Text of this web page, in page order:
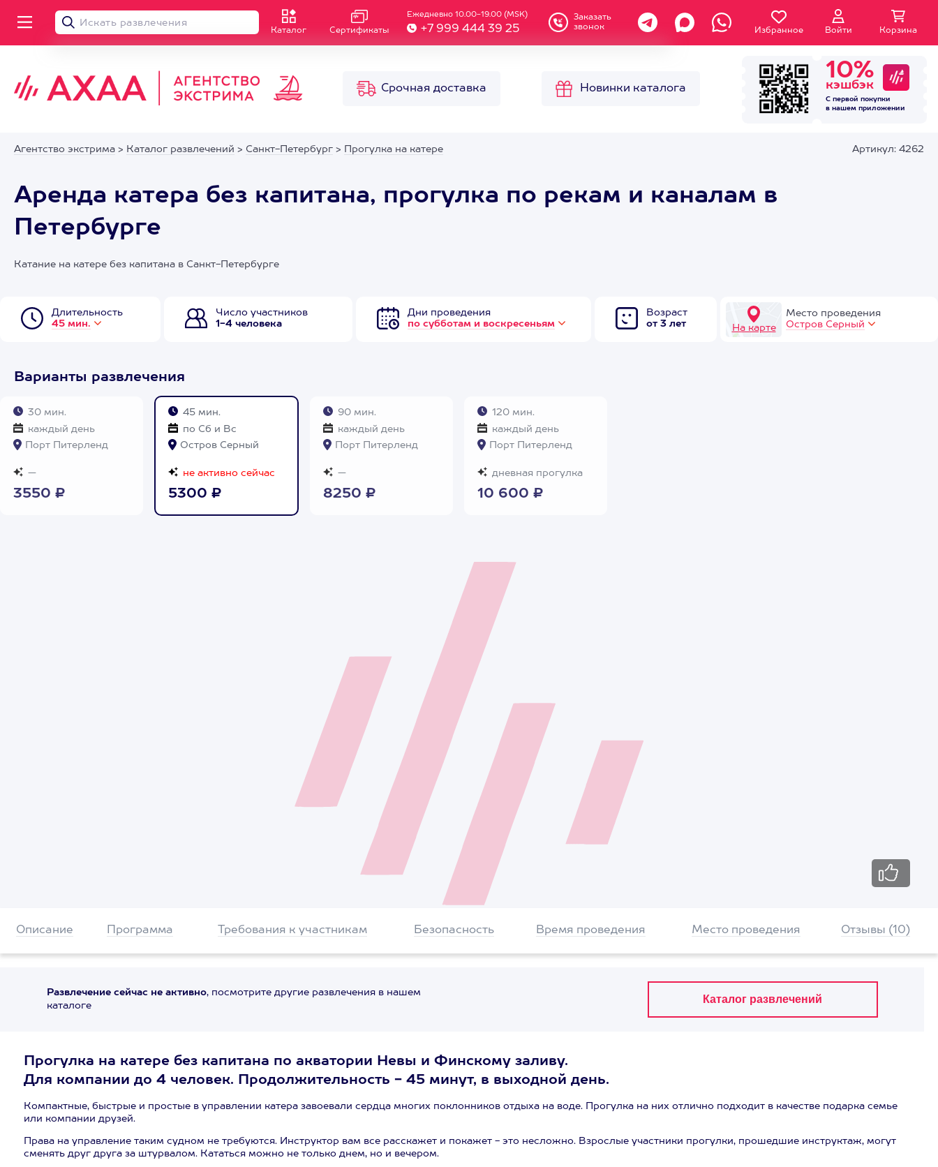
Каталог Сертификаты
Ежедневно 10.00-19.00 (MSK)
+7 999 444 39 25
Заказать
звонок
Избранное Войти Корзина
Срочная доставка Новинки каталога
10%
кэшбэк
С первой покупки
в нашем приложении
Агентство экстрима > Каталог развлечений > Санкт-Петербург > Прогулка на катере Артикул: 4262
Аренда катера без капитана, прогулка по рекам и каналам в
Петербурге
Катание на катере без капитана в Санкт-Петербурге
Длительность
45 мин.
Число участников
1-4 человека
Дни проведения
по субботам и воскресеньям
Возраст
от 3 лет
На карте
Место проведения
Остров Серный
Варианты развлечения
30 мин.
каждый день
Порт Питерленд
—
3550 ₽
45 мин.
по Сб и Вс
Остров Серный
не активно сейчас
5300 ₽
90 мин.
каждый день
Порт Питерленд
—
8250 ₽
120 мин.
каждый день
Порт Питерленд
дневная прогулка
10 600 ₽
Описание Программа Требования к участникам Безопасность Время проведения Место проведения Отзывы (10)
Развлечение сейчас не активно, посмотрите другие развлечения в нашем
каталоге
Прогулка на катере без капитана по акватории Невы и Финскому заливу.
Для компании до 4 человек. Продолжительность - 45 минут, в выходной день.
Компактные, быстрые и простые в управлении катера завоевали сердца многих поклонников отдыха на воде. Прогулка на них отлично подходит в качестве подарка семье
или компании друзей.
Права на управление таким судном не требуются. Инструктор вам все расскажет и покажет - это несложно. Взрослые участники прогулки, прошедшие инструктаж, могут
сменять друг друга за штурвалом. Кататься можно не только днем, но и вечером.